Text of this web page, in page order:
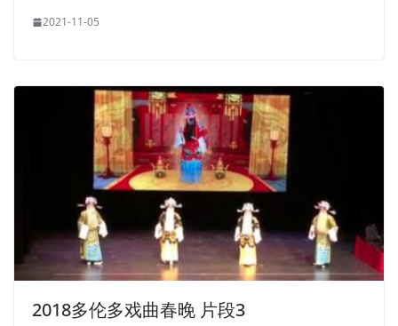
2021-11-05
2018多伦多戏曲春晚 片段3